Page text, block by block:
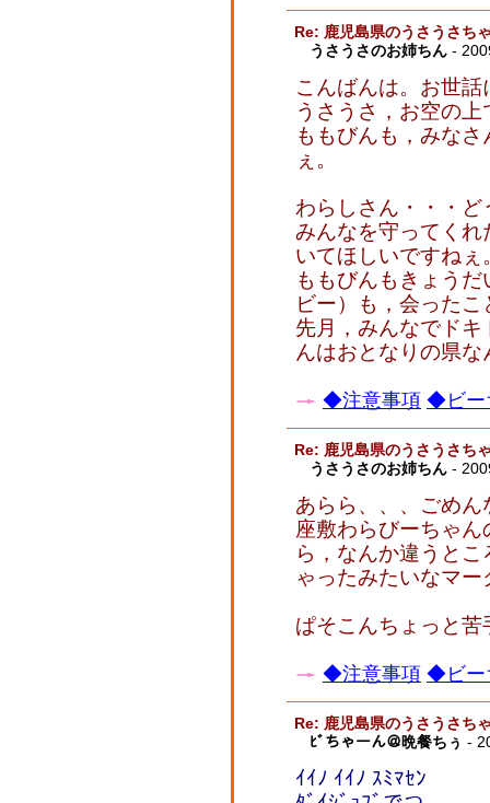
Re: 鹿児島県のうさうさち
うさうさのお姉ちん -
こんばんは。お世話
うさうさ，お空の
ももびんも，みな
ぇ。
わらしさん・・・
みんなを守ってく
いてほしいですねぇ
ももびんもきょう
ビー）も，会った
先月，みんなでド
んはおとなりの県
◆注意事項 ◆ビー
Re: 鹿児島県のうさうさち
うさうさのお姉ちん -
あらら、、、ごめん
座敷わらびーちゃ
ら，なんか違うと
ゃったみたいなマ
ぱそこんちょっと
◆注意事項 ◆ビー
Re: 鹿児島県のうさうさち
ﾋﾞちゃーん＠晩餐ちぅ -
ｲｲﾉ ｲｲﾉ ｽﾐﾏｾﾝ